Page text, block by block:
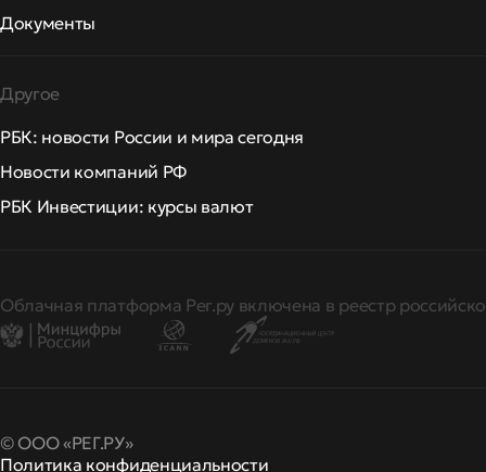
Документы
Другое
РБК: новости России и мира сегодня
Новости компаний РФ
РБК Инвестиции: курсы валют
Облачная платформа Рег.ру включена в реестр
© ООО «РЕГ.РУ»
Политика конфиденциальности